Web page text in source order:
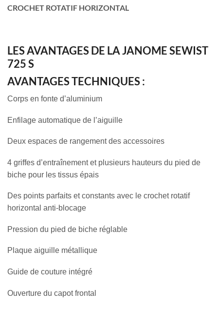
CROCHET ROTATIF HORIZONTAL
LES AVANTAGES DE LA JANOME SEWIST
725 S
AVANTAGES TECHNIQUES :
Corps en fonte d’aluminium
Enfilage automatique de l’aiguille
Deux espaces de rangement des accessoires
4 griffes d’entraînement et plusieurs hauteurs du pied de
biche pour les tissus épais
Des points parfaits et constants avec le crochet rotatif
horizontal anti-blocage
Pression du pied de biche réglable
Plaque aiguille métallique
Guide de couture intégré
Ouverture du capot frontal